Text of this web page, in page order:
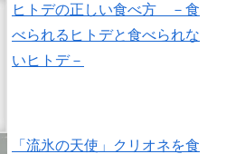
ヒトデの正しい食べ方 －食
べられるヒトデと食べられな
いヒトデ－
「流氷の天使」クリオネを食